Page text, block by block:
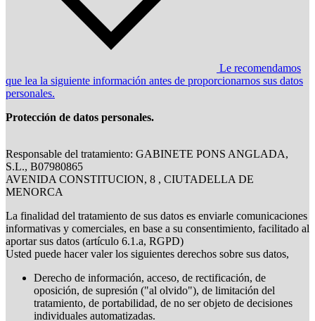
Le recomendamos
que lea la siguiente información antes de proporcionarnos sus datos
personales.
Protección de datos personales.
Responsable del tratamiento: GABINETE PONS ANGLADA,
S.L., B07980865
AVENIDA CONSTITUCION, 8 , CIUTADELLA DE
MENORCA
La finalidad del tratamiento de sus datos es enviarle comunicaciones
informativas y comerciales, en base a su consentimiento, facilitado al
aportar sus datos (artículo 6.1.a, RGPD)
Usted puede hacer valer los siguientes derechos sobre sus datos,
Derecho de información, acceso, de rectificación, de
oposición, de supresión ("al olvido"), de limitación del
tratamiento, de portabilidad, de no ser objeto de decisiones
individuales automatizadas.